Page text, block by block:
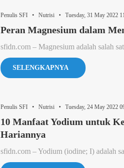
Penulis SFI • Nutrisi • Tuesday, 31 May 2022
Peran Magnesium dalam
sfidn.com – Magnesium adalah salah
SELENGKAPNYA
Penulis SFI • Nutrisi • Tuesday, 24 May 2022
10 Manfaat Yodium untuk
Hariannya
sfidn.com – Yodium (iodine; I) adalah